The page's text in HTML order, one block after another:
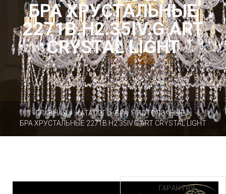
БРА ХРУСТАЛЬНЫЕ
2271B.H2.35IV.G ART
CRYSTAL LIGHT
ГЛАВНАЯ КАТАЛОГ БРА
ПОТОЛОЧНЫЕ
БРА ХРУСТАЛЬНЫЕ 2271B.H2.35IV.G ART CRYSTAL LIGHT
ГАРАНТИЯ